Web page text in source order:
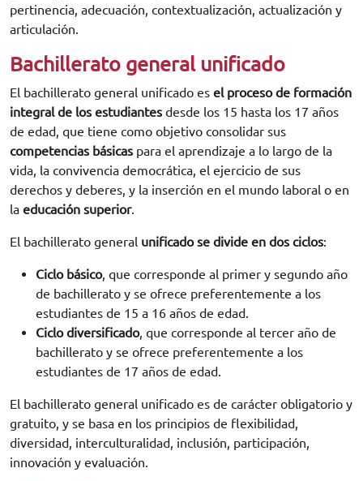
pertinencia, adecuación, contextualización, actualización y
articulación.
Bachillerato general unificado
El bachillerato general unificado es el proceso de formación
integral de los estudiantes desde los 15 hasta los 17 años
de edad, que tiene como objetivo consolidar sus
competencias básicas para el aprendizaje a lo largo de la
vida, la convivencia democrática, el ejercicio de sus
derechos y deberes, y la inserción en el mundo laboral o en
la educación superior.
El bachillerato general unificado se divide en dos ciclos:
Ciclo básico, que corresponde al primer y segundo año
de bachillerato y se ofrece preferentemente a los
estudiantes de 15 a 16 años de edad.
Ciclo diversificado, que corresponde al tercer año de
bachillerato y se ofrece preferentemente a los
estudiantes de 17 años de edad.
El bachillerato general unificado es de carácter obligatorio y
gratuito, y se basa en los principios de flexibilidad,
diversidad, interculturalidad, inclusión, participación,
innovación y evaluación.